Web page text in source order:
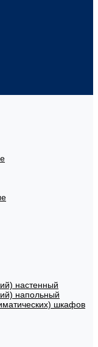
настенный
напольный
шкафов